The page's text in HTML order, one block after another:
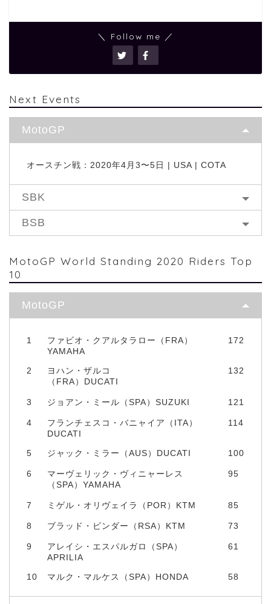
＼ Follow me ／
Next Events
MotoGP
オースチン戦：2020年4月3〜5日 | USA | COTA
SBK
BSB
MotoGP World Standing 2020 Riders Top
10
MotoGP
1
ファビオ・クアルタラロー（FRA）
YAMAHA
172
2
ヨハン・ザルコ
（FRA）DUCATI
132
3 ジョアン・ミール（SPA）SUZUKI 121
4
フランチェスコ・バニャイア（ITA）
DUCATI
114
5 ジャック・ミラー（AUS）DUCATI 100
6
マーヴェリック・ヴィニャーレス
（SPA）YAMAHA
95
7 ミゲル・オリヴェイラ（POR）KTM 85
8 ブラッド・ビンダー（RSA）KTM 73
9
アレイシ・エスパルガロ（SPA）
APRILIA
61
10 マルク・マルケス（SPA）HONDA 58